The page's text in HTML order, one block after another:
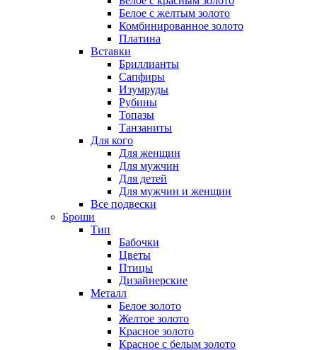
Белое с желтым золото
Комбинированное золото
Платина
Вставки
Бриллианты
Сапфиры
Изумруды
Рубины
Топазы
Танзаниты
Для кого
Для женщин
Для мужчин
Для детей
Для мужчин и женщин
Все подвески
Броши
Тип
Бабочки
Цветы
Птицы
Дизайнерские
Металл
Белое золото
Желтое золото
Красное золото
Красное с белым золото